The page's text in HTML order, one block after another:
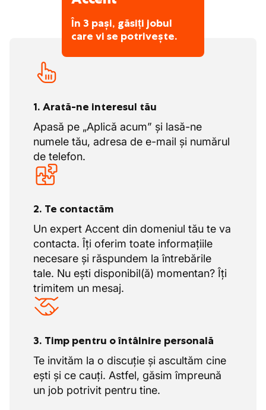
În 3 pași, găsiți jobul
care vi se potrivește.
1. Arată-ne interesul tău
Apasă pe „Aplică acum” și lasă-ne
numele tău, adresa de e-mail și numărul
de telefon.
2. Te contactăm
Un expert Accent din domeniul tău te va
contacta. Îți oferim toate informațiile
necesare și răspundem la întrebările
tale. Nu ești disponibil(ă) momentan? Îți
trimitem un mesaj.
3. Timp pentru o întâlnire personală
Te invităm la o discuție și ascultăm cine
ești și ce cauți. Astfel, găsim împreună
un job potrivit pentru tine.